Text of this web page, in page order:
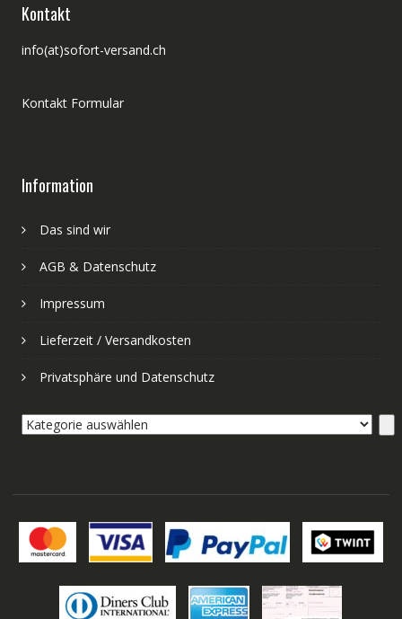
Kontakt
info(at)sofort-versand.ch
Kontakt Formular
Information
Das sind wir
AGB & Datenschutz
Impressum
Lieferzeit / Versandkosten
Privatsphäre und Datenschutz
Kategorie